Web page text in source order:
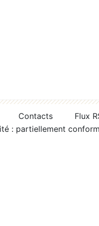
Contacts
Flux
: partiellement